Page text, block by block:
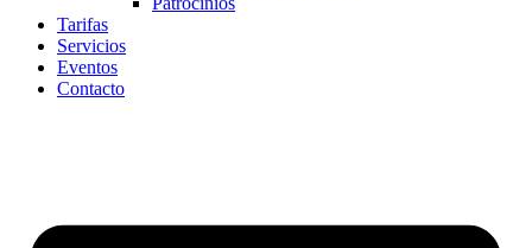
Tarifas
Servicios
Eventos
Contacto